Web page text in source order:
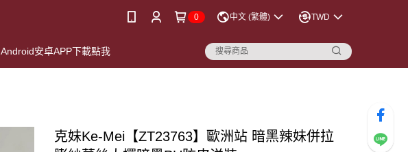
0 中文 (繁體) TWD
Android安卓APP下載點我
克妹Ke-Mei【ZT23763】歐洲站 暗黑辣妹併拉